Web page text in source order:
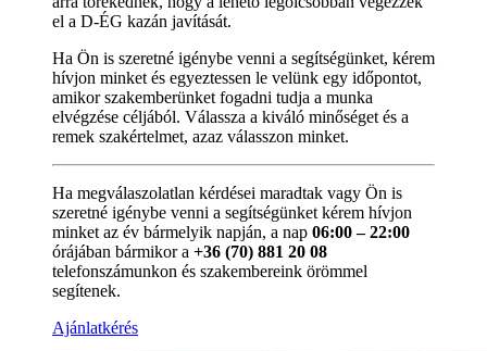
el a D-ÉG kazán javítását.
Ha Ön is szeretné igénybe venni a segítségünket, kérem
hívjon minket és egyeztessen le velünk egy időpontot,
amikor szakemberünket fogadni tudja a munka
elvégzése céljából. Válassza a kiváló minőséget és a
remek szakértelmet, azaz válasszon minket.
Ha megválaszolatlan kérdései maradtak vagy Ön is
szeretné igénybe venni a segítségünket kérem hívjon
minket az év bármelyik napján, a nap 06:00 – 22:00
órájában bármikor a +36 (70) 881 20 08
telefonszámunkon és szakembereink örömmel
segítenek.
Ajánlatkérés